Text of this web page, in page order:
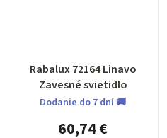
Rabalux 72164 Linavo
Zavesné svietidlo
Dodanie do 7 dní 🚚
60,74 €